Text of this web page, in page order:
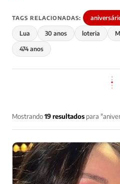
TAGS RELACIONADAS:
Lua 30 anos loteria
474 anos
Mostrando19 resultados para